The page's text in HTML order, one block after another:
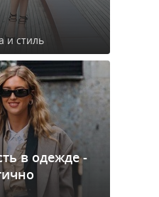
и стиль
в одежде -